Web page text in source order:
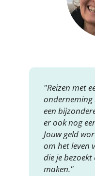
"Reizen met
onderneming
een
er ook nog
Jouw geld
om het leven
die je bezoekt
maken."